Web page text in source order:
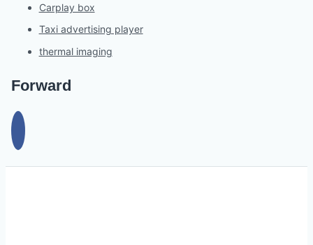
Carplay box
Taxi advertising player
thermal imaging
Forward